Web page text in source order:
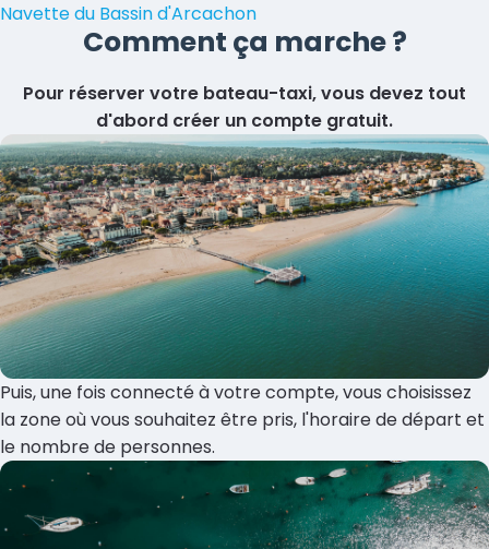
Navette du Bassin d'Arcachon
Comment ça marche ?
Pour réserver votre bateau-taxi, vous devez tout
d'abord créer un compte gratuit.
Puis, une fois connecté à votre compte, vous choisissez
la zone où vous souhaitez être pris, l'horaire de départ et
le nombre de personnes.